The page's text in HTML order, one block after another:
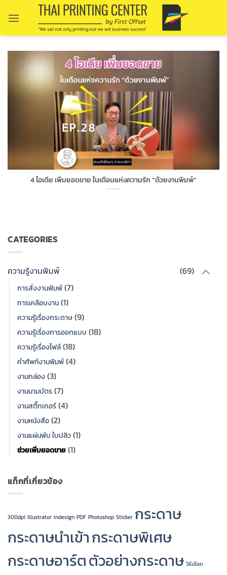
CATEGORIES
ความรู้งานพิมพ์ (69)
การสั่งงานพิมพ์(7)
การเคลือบงาน(1)
ความรู้เรื่องกระดาษ(9)
ความรู้เรื่องการออกแบบ (18)
ความรู้เรื่องไฟล์(18)
คำศัพท์งานพิมพ์(4)
งานกล่อง(3)
งานนามบัตร(7)
งานสติ๊กเกอร์(4)
งานหนังสือ(2)
งานแผ่นพับ ใบปลิว(1)
ช่วยเพิ่มยอดขาย(1)
แท็กที่เกี่ยวข้อง
300dpi Illustrator Indesign PDF Photoshop Sticker กระดาษ
กระดาษนำเข้ากระดาษพิเศษ
กระดาษอาร์ตตัวอย่างกระดาษ วิธีเลือก
4 ไอเดีย เพิ่มยอดขาย ในเดือนแห่งความรัก “ด้วยงานพิมพ์”